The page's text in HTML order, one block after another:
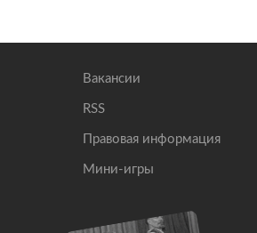
Вакансии
RSS
Правовая информация
Мини-игры